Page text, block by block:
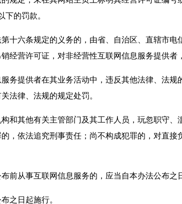
下的罚款。
条规定的义务的，由省、自治区、直辖市电
经营许可证，对非经营性互联网信息服务提供者
供者在其业务活动中，违反其他法律、法规
法律、法规的规定处罚。
他有关主管部门及其工作人员，玩忽职守、
，依法追究刑事责任；尚不构成犯罪的，对直
事互联网信息服务的，应当自本办法公布之日
日起施行。